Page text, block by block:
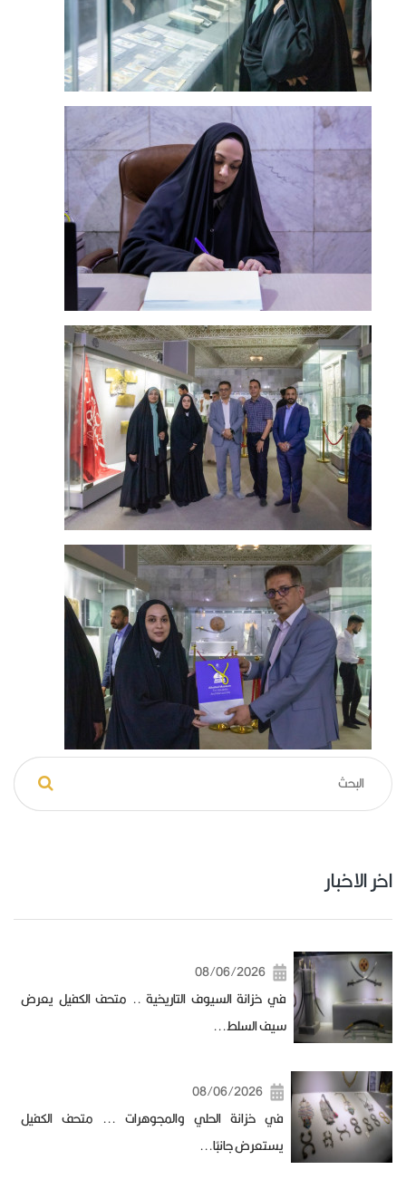
اخر الاخبار
08/06/2026
في خزانة السيوف التاريخية .. متحف الكفيل يعرض
سيف السلط...
08/06/2026
في خزانة الحلي والمجوهرات ... متحف الكفيل
يستعرض جانبًا...